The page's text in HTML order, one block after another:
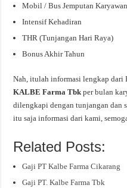
Mobil / Bus Jemputan Karyawan
Intensif Kehadiran
THR (Tunjangan Hari Raya)
Bonus Akhir Tahun
Nah, itulah informasi lengkap dari
KALBE Farma Tbkper bulan
dilengkapi dengan tunjangan dan
itu saja informasi dari kami,
Related Posts:
Gaji PT Kalbe Farma Cikarang
Gaji PT. Kalbe Farma Tbk